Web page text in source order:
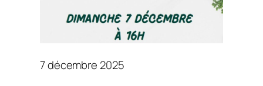
7 décembre 2025